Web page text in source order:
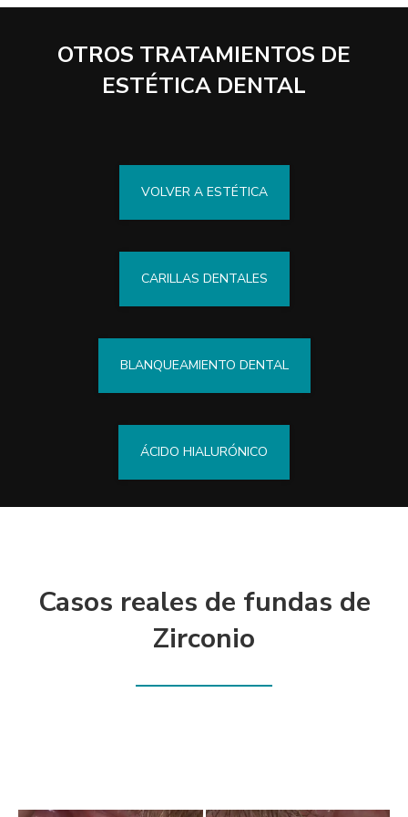
OTROS TRATAMIENTOS DE
ESTÉTICA DENTAL
VOLVER A ESTÉTICA
CARILLAS DENTALES
BLANQUEAMIENTO DENTAL
ÁCIDO HIALURÓNICO
Casos reales de fundas de
Zirconio